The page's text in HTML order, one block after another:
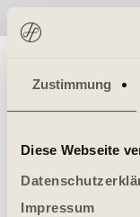
Zustimmung
Diese Webseite
Impressum